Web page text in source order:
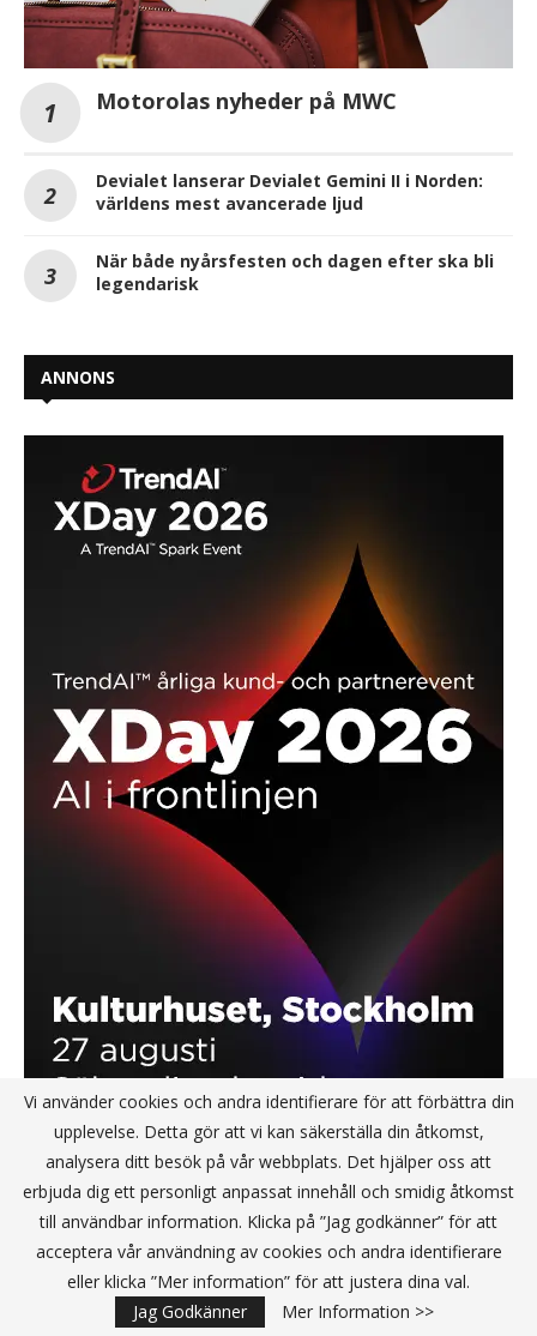
Motorolas nyheder på MWC
Devialet lanserar Devialet Gemini II i Norden:
världens mest avancerade ljud
När både nyårsfesten och dagen efter ska bli
legendarisk
ANNONS
Vi använder cookies och andra identifierare för att förbättra din
upplevelse. Detta gör att vi kan säkerställa din åtkomst,
analysera ditt besök på vår webbplats. Det hjälper oss att
erbjuda dig ett personligt anpassat innehåll och smidig åtkomst
till användbar information. Klicka på ”Jag godkänner” för att
acceptera vår användning av cookies och andra identifierare
eller klicka ”Mer information” för att justera dina val.
Jag Godkänner
Mer Information >>